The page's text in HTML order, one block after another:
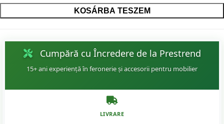
KOSÁRBA TESZEM
Cumpără cu Încredere de la Prestrend
15+ ani experiență în feronerie și accesorii pentru mobilier
LIVRARE